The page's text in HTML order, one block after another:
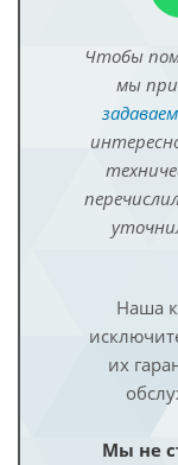
Чтобы
мы
Наша
их
Мы не